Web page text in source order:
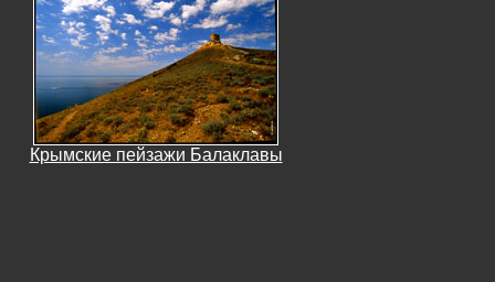
Крымские пейзажи Балаклавы